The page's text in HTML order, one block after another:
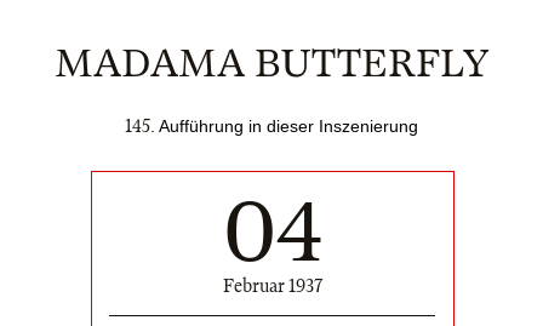
MADAMA BUTTERFLY
145 . Aufführung in dieser Inszenierung
04
Februar 1937